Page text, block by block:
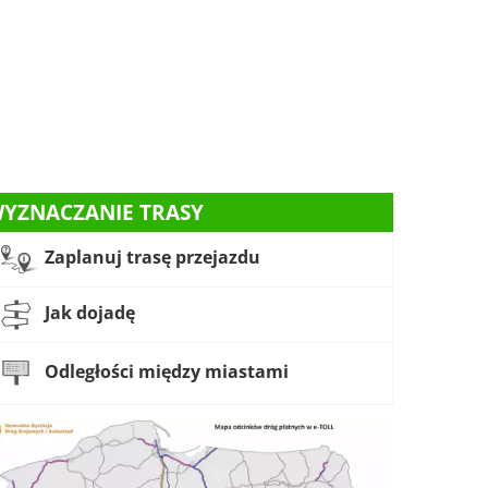
TRASY
Zaplanuj trasę przejazdu
Jak dojadę
Odległości między miastami